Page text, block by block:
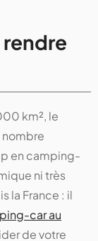
km², le
nombre
en camping-
ni très
la France : il
car au
de votre